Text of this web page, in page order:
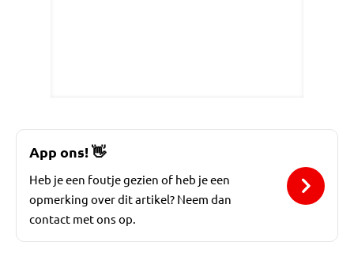
App ons!👋
Heb je een foutje gezien of heb je een
opmerking over dit artikel? Neem dan
contact met ons op.